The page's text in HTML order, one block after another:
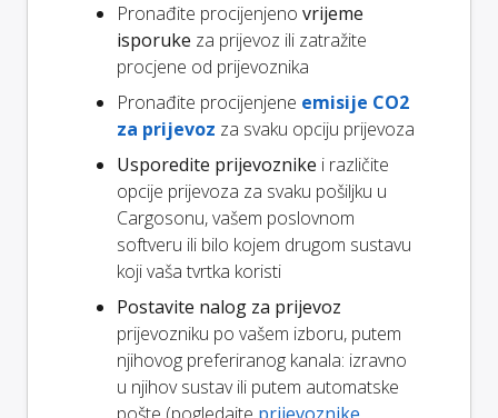
Pronađite procijenjeno vrijeme
isporuke za prijevoz ili zatražite
procjene od prijevoznika
Pronađite procijenjene emisije CO2
za prijevoz za svaku opciju prijevoza
Usporedite prijevoznike i različite
opcije prijevoza za svaku pošiljku u
Cargosonu, vašem poslovnom
softveru ili bilo kojem drugom sustavu
koji vaša tvrtka koristi
Postavite nalog za prijevoz
prijevozniku po vašem izboru, putem
njihovog preferiranog kanala: izravno
u njihov sustav ili putem automatske